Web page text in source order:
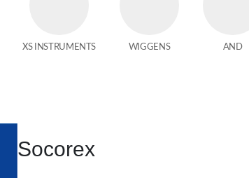
XS INSTRUMENTS WIGGENS AND
Socorex